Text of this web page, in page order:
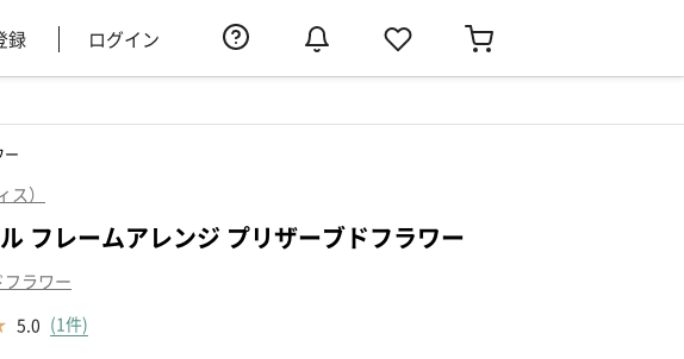
録 ログイン
ー
）
フレームアレンジ プリザーブドフラワー
ラワー
5.0 (1件)